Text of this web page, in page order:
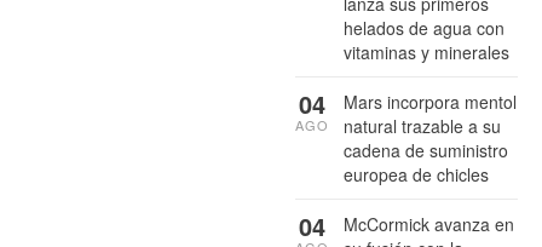
helados de agua con
vitaminas y minerales
Mars incorpora mentol
natural trazable a su
cadena de suministro
europea de chicles
04
AGO
McCormick avanza en
04